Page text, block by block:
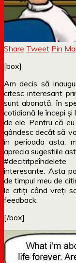
Share Tweet Pin
[box]
Am decis să
citesc interesant
sunt abonată, în
cotidiană le începi și
de ele. Pentru că
gândesc decât să
în perioada asta,
aprecia sugestiile
interesante. Asta
de timpul meu de
le citiți când vreți
feedback.
[/box]